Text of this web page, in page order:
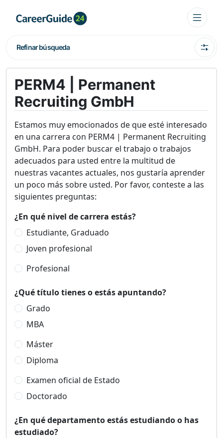
Refinar búsqueda
PERM4 | Permanent
Recruiting GmbH
Estamos muy emocionados de que esté interesado
en una carrera con PERM4 | Permanent Recruiting
GmbH. Para poder buscar el trabajo o trabajos
adecuados para usted entre la multitud de
nuestras vacantes actuales, nos gustaría aprender
un poco más sobre usted. Por favor, conteste a las
siguientes preguntas:
¿En qué nivel de carrera estás?
Estudiante, Graduado
Joven profesional
Profesional
¿Qué título tienes o estás apuntando?
Grado
MBA
Máster
Diploma
Examen oficial de Estado
Doctorado
¿En qué departamento estás estudiando o has
estudiado?